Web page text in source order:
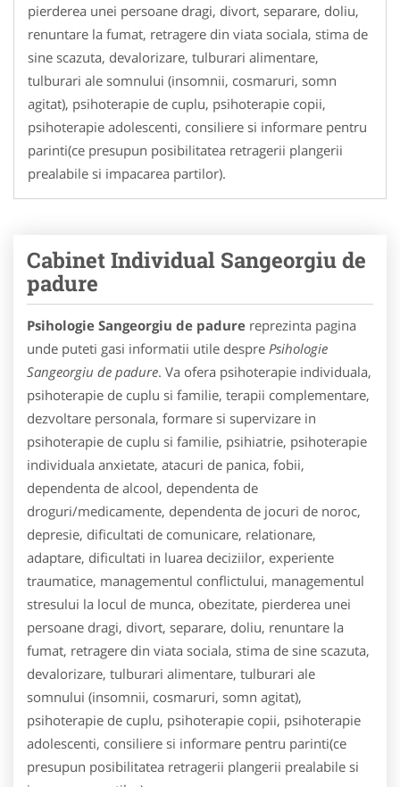
pierderea unei persoane dragi, divort, separare, doliu,
renuntare la fumat, retragere din viata sociala, stima de
sine scazuta, devalorizare, tulburari alimentare,
tulburari ale somnului (insomnii, cosmaruri, somn
agitat), psihoterapie de cuplu, psihoterapie copii,
psihoterapie adolescenti, consiliere si informare pentru
parinti(ce presupun posibilitatea retragerii plangerii
prealabile si impacarea partilor).
Cabinet Individual Sangeorgiu de
padure
Psihologie Sangeorgiu de padure reprezinta pagina
unde puteti gasi informatii utile despre Psihologie
Sangeorgiu de padure. Va ofera psihoterapie individuala,
psihoterapie de cuplu si familie, terapii complementare,
dezvoltare personala, formare si supervizare in
psihoterapie de cuplu si familie, psihiatrie, psihoterapie
individuala anxietate, atacuri de panica, fobii,
dependenta de alcool, dependenta de
droguri/medicamente, dependenta de jocuri de noroc,
depresie, dificultati de comunicare, relationare,
adaptare, dificultati in luarea deciziilor, experiente
traumatice, managementul conflictului, managementul
stresului la locul de munca, obezitate, pierderea unei
persoane dragi, divort, separare, doliu, renuntare la
fumat, retragere din viata sociala, stima de sine scazuta,
devalorizare, tulburari alimentare, tulburari ale
somnului (insomnii, cosmaruri, somn agitat),
psihoterapie de cuplu, psihoterapie copii, psihoterapie
adolescenti, consiliere si informare pentru parinti(ce
presupun posibilitatea retragerii plangerii prealabile si